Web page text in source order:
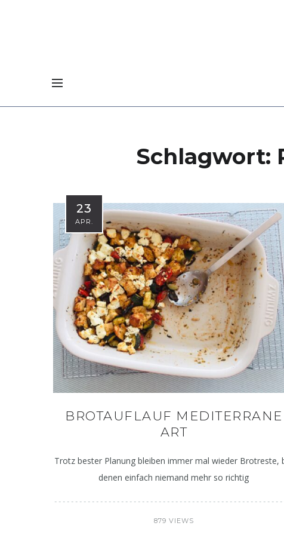
Schlagwort:
23
APR.
BROTAUFLAUF MEDITERRANE
ART
Trotz bester Planung bleiben immer mal wieder Brotreste,
denen einfach niemand mehr so richtig
879 VIEWS